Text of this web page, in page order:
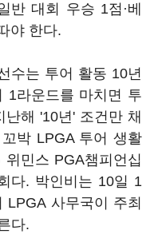
반 대회 우승 1점·베
야 한다.
수는 투어 활동 10년
1라운드를 마치면 투
해 '10년' 조건만 채
박 LPGA 투어 생활
민스 PGA챔피언십
다. 박인비는 10일 1
사무국이 주최
다.